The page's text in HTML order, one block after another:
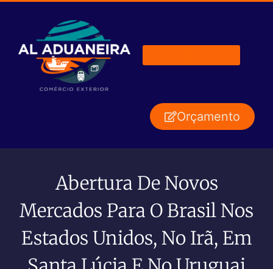
Orçamento
Abertura De Novos
Mercados Para O Brasil Nos
Estados Unidos, No Irã, Em